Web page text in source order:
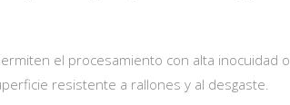
el procesamiento con alta
resistente a rallones y al desgaste.